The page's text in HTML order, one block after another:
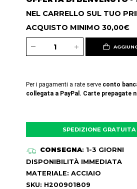
NEL CARRELLO SUL TUO
ACQUISTO MINIMO 30,00€
Per i pagamenti a rate serve conto
collegata a PayPal. Carte prepagate
SPEDIZIONE
CONSEGNA: 1-3 GIORNI
DISPONIBILITÀ IMMEDIATA
MATERIALE: ACCIAIO
SKU: H200901809